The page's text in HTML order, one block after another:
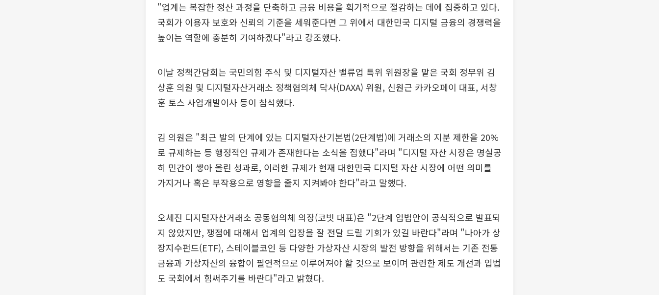
"업계는 복잡한 정산 과정을 단축하고 금융 비용을 획기적으로 절감하는 데에 집중하고 있다.
국회가 이용자 보호와 신뢰의 기준을 세워준다면 그 위에서 대한민국 디지털 금융의 경쟁력을
높이는 역할에 충분히 기여하겠다"라고 강조했다.
이날 정책간담회는 국민의힘 주식 및 디지털자산 밸류업 특위 위원장을 맡은 국회 정무위 김
상훈 의원 및 디지털자산거래소 정책협의체 닥사(DAXA) 위원, 신원근 카카오페이 대표, 서창
훈 토스 사업개발이사 등이 참석했다.
김 의원은 "최근 발의 단계에 있는 디지털자산기본법(2단계법)에 거래소의 지분 제한을 20%
로 규제하는 등 행정적인 규제가 존재한다는 소식을 접했다"라며 "디지털 자산 시장은 명실공
히 민간이 쌓아 올린 성과로, 이러한 규제가 현재 대한민국 디지털 자산 시장에 어떤 의미를
가지거나 혹은 부작용으로 영향을 줄지 지켜봐야 한다"라고 말했다.
오세진 디지털자산거래소 공동협의체 의장(코빗 대표)은 "2단계 입법안이 공식적으로 발표되
지 않았지만, 쟁점에 대해서 업계의 입장을 잘 전달 드릴 기회가 있길 바란다"라며 "나아가 상
장지수펀드(ETF), 스테이블코인 등 다양한 가상자산 시장의 발전 방향을 위해서는 기존 전통
금융과 가상자산의 융합이 필연적으로 이루어져야 할 것으로 보이며 관련한 제도 개선과 입법
도 국회에서 힘써주기를 바란다"라고 밝혔다.